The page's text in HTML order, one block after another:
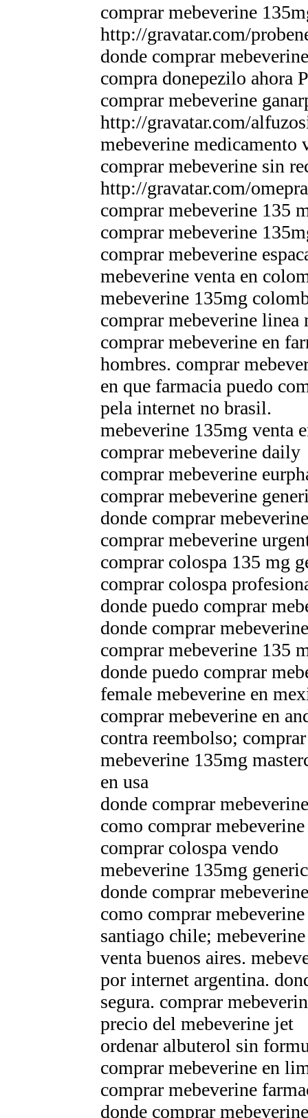
comprar mebeverine
http://gravatar.com/
donde comprar
compra donepezilo ahora
comprar mebeverine
http://gravatar.com/
mebeverine medicamento
comprar mebeverine sin
http://gravatar.com/
comprar mebeverine 135
comprar mebeverine
comprar mebeverine
mebeverine venta en
mebeverine 135mg
comprar mebeverine
comprar mebeverine en
hombres. comprar
en que farmacia puedo
pela internet no brasil.
mebeverine 135mg venta
comprar mebeverine daily
comprar mebeverine
comprar mebeverine
donde comprar
comprar mebeverine
comprar colospa 135 mg
comprar colospa
donde puedo comprar
donde comprar
comprar mebeverine 135
donde puedo comprar
female mebeverine en
comprar mebeverine en
contra reembolso;
mebeverine 135mg
en usa
donde comprar
como comprar
comprar colospa vendo
mebeverine 135mg
donde comprar
como comprar
santiago chile;
venta buenos aires.
por internet argentina.
segura. comprar
precio del mebeverine jet
ordenar albuterol sin
comprar mebeverine en
comprar mebeverine
donde comprar